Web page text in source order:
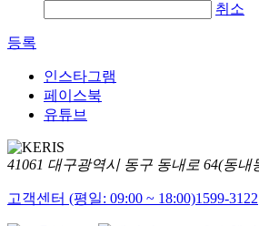
취소
등록
인스타그램
페이스북
유튜브
41061 대구광역시 동구 동내로 64(동내
고객센터 (평일: 09:00 ~ 18:00)1599-3122